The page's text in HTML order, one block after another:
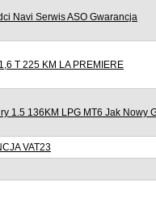
Navi Serwis ASO Gwarancja
T 225 KM LA PREMIERE
1.5 136KM LPG MT6 Jak Nowy
VAT23